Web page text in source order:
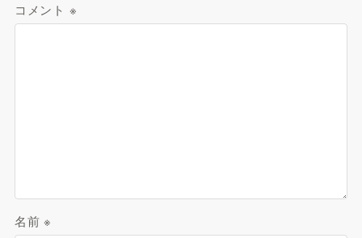
コメント ※
名前※